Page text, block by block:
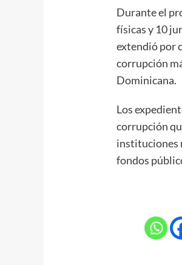
Durante el
físicas y 10
extendió por
corrupción
Dominicana.
Los
corrupción
instituciones
fondos